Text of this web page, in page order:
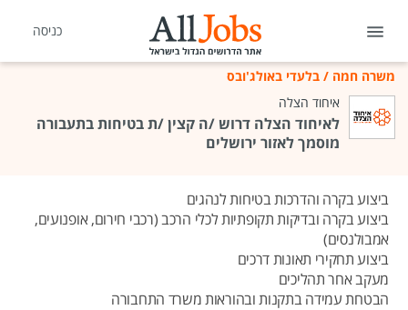
כניסה
משרה חמה / בלעדי באולג'ובס
איחוד הצלה
לאיחוד הצלה דרוש /ה קצין /ת בטיחות בתעבורה
מוסמך לאזור ירושלים
ביצוע בקרה והדרכות בטיחות לנהגים
ביצוע בקרה ובדיקות תקופתיות לכלי הרכב (רכבי חירום, אופנועים,
אמבולנסים)
ביצוע תחקירי תאונות דרכים
מעקב אחר תהליכים
הבטחת עמידה בתקנות ובהוראות משרד התחבורה